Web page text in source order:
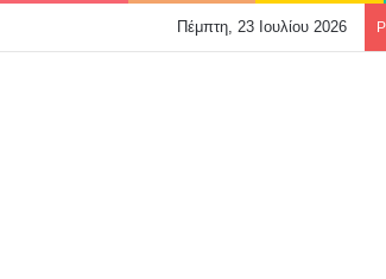
Πέμπτη, 23 Ιουλίου 2026